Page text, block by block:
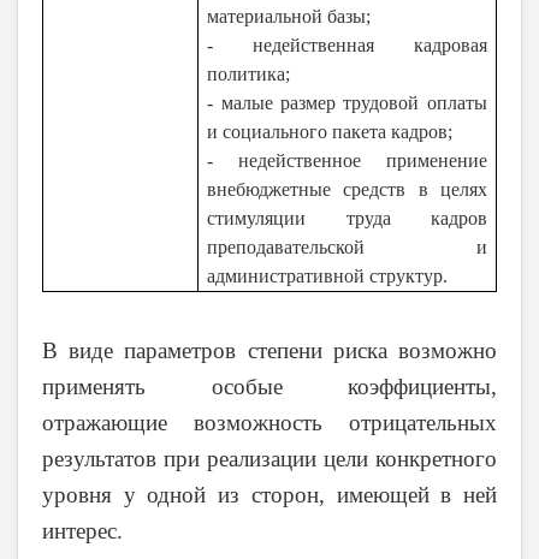
материальной базы;
- недейственная кадровая
политика;
- малые размер трудовой оплаты
и социального пакета кадров;
- недейственное применение
внебюджетные средств в целях
стимуляции труда кадров
преподавательской и
административной структур.
В виде параметров степени риска возможно
применять особые коэффициенты,
отражающие возможность отрицательных
результатов при реализации цели конкретного
уровня у одной из сторон, имеющей в ней
интерес.